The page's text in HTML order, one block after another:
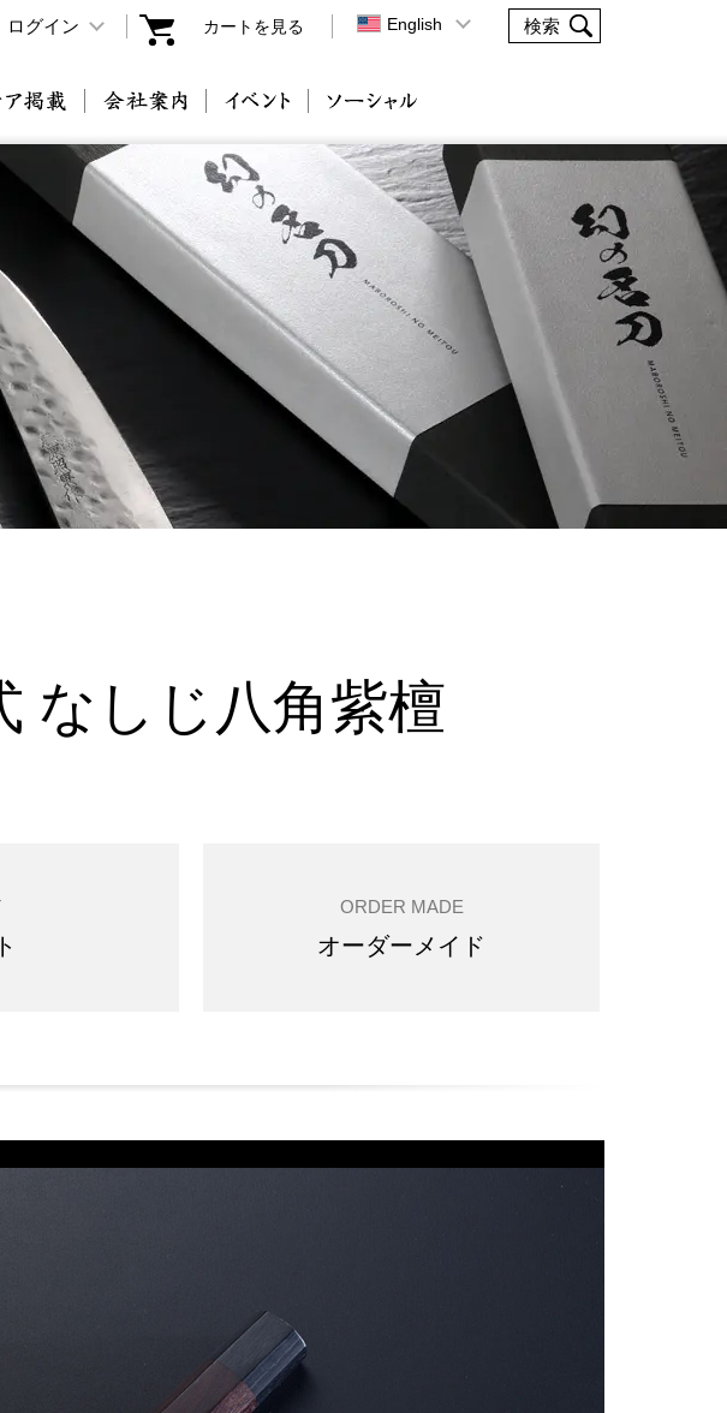
ログイン カートを見る English
メディア掲載 会社案内 イベント
しじ八角紫檀
ORDER MADE
オーダーメイド